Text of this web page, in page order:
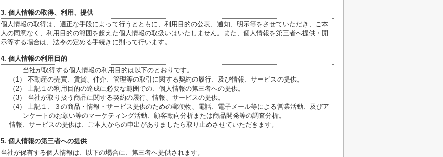
3. 個人情報の取得、利用、提供
個人情報の取得は、適正な手段によって行うとともに、利用目的の公表、通知、明示等をさせていただき、ご本
人の同意なく、利用目的の範囲を超えた個人情報の取扱いはいたしません。また、個人情報を第三者へ提供・開
示等する場合は、法令の定める手続きに則って行います。
4. 個人情報の利用目的
当社が取得する個人情報の利用目的は以下のとおりです。
（1） 不動産の売買、賃貸、仲介、管理等の取引に関する契約の履行、及び情報、サービスの提供。
（2） 上記１の利用目的の達成に必要な範囲での、個人情報の第三者への提供。
（3） 当社が取り扱う商品に関する契約の履行、情報、サービスの提供。
（4） 上記１、３の商品・情報・サービス提供のための郵便物、電話、電子メール等による営業活動、及びア
ンケートのお願い等のマーケティング活動、顧客動向分析または商品開発等の調査分析。
情報、サービスの提供は、ご本人からの申出がありましたら取り止めさせていただきます。
5. 個人情報の第三者への提供
当社が保有する個人情報は、以下の場合に、第三者へ提供されます。